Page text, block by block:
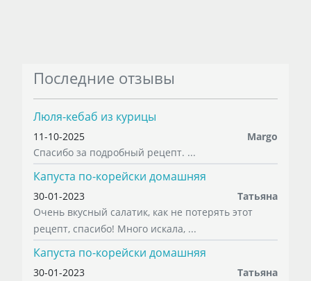
Последние отзывы
Люля-кебаб из курицы
11-10-2025
Margo
Спасибо за подробный рецепт. ...
Капуста по-корейски домашняя
30-01-2023
Татьяна
Очень вкусный салатик, как не потерять этот
рецепт, спасибо! Много искала, ...
Капуста по-корейски домашняя
30-01-2023
Татьяна